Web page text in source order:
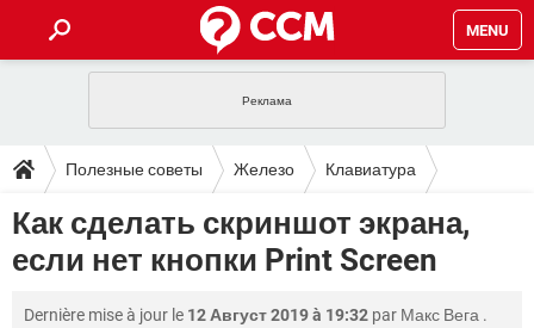
MENU
INSTAGRAM FACEBOOK
ИГРЫ WINDOWS 10
ВКОНТАКТЕ ВИДЕО
ПОЛЕЗНЫЕ СОВЕТЫ
TIKTOK TELEGRAM
WHATSAPP INSTAGRAM
WINDOWS 10 ВКОНТАКТЕ
ЗАГРУЗКИ
TIKTOK TELEGRAM
ФОРУМ
TIKTOK TELEGRAM
Полезные советы Железо Клавиатура
Как сделать скриншот экрана,
если нет кнопки Print Screen
Dernière mise à jour le 12 Август 2019 à 19:32 par Макс Вега .